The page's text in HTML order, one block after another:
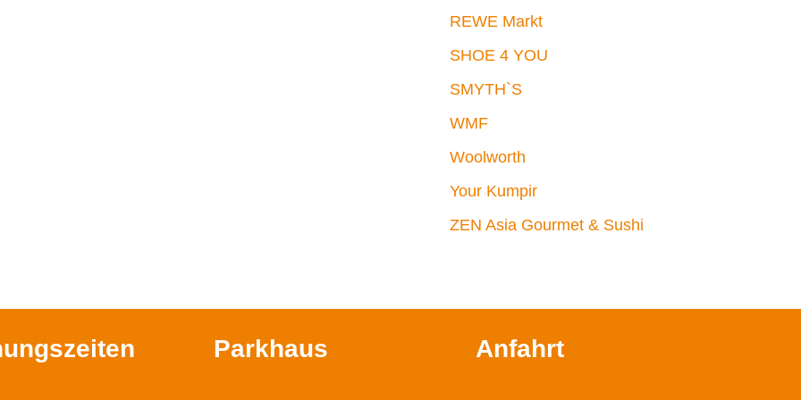
REWE Markt
SHOE 4 YOU
SMYTH`S
WMF
Woolworth
Your Kumpir
ZEN Asia Gourmet & Sushi
Parkhaus Anfahrt